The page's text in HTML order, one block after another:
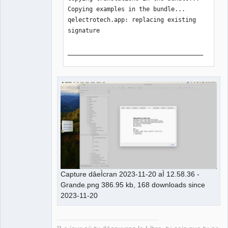
Copying examples in the bundle...
qelectrotech.app: replacing existing
signature
Would you like to upload for Notarize
packages qelectrotech-0.100.0-r7997-
arm64.zip, n/Y?.
y
______________________________________
________________________
Notarize zip tarball:
Conducting pre-submission checks for
qelectrotech-0.100.0-r7997-arm64.zip
and initiating connection to the Apple
Capture dâeÌcran 2023-11-20 aÌ 12.58.36 -
Grande.png 386.95 kb, 168 downloads since
2023-11-20